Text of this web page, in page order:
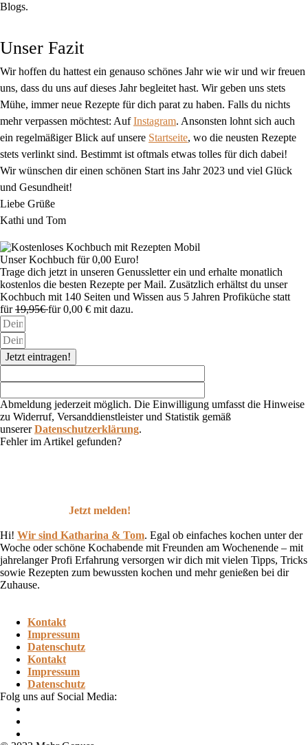
Blogs.
Unser Fazit
Wir hoffen du hattest ein genauso schönes Jahr wie wir und wir freuen
uns, dass du uns auf dieses Jahr begleitet hast. Wir geben uns stets
Mühe, immer neue Rezepte für dich parat zu haben. Falls du nichts
mehr verpassen möchtest: AufInstagram. Ansonsten lohnt sich auch
ein regelmäßiger Blick auf unsere Startseite, wo die neusten Rezepte
stets verlinkt sind. Bestimmt ist oftmals etwas tolles für dich dabei!
Wir wünschen dir einen schönen Start ins Jahr 2023 und viel Glück
und Gesundheit!
Liebe Grüße
Kathi und Tom
Unser Kochbuch für 0,00 Euro!
Trage dich jetzt in unseren Genussletter ein und erhalte monatlich
kostenlos die besten Rezepte per Mail. Zusätzlich erhältst du unser
Kochbuch mit 140 Seiten und Wissen aus 5 Jahren Profiküche statt
für19,95€für 0,00 € mit dazu.
Jetzt eintragen!
Abmeldung jederzeit möglich. Die Einwilligung umfasst die Hinweise
zu Widerruf, Versanddienstleister und Statistik gemäß
unsererDatenschutzerklärung.
Fehler im Artikel gefunden?
Jetzt melden!
Hi! Wir sind Katharina & Tom. Egal ob einfaches kochen unter der
Woche oder schöne Kochabende mit Freunden am Wochenende – mit
jahrelanger Profi Erfahrung versorgen wir dich mit vielen Tipps, Tricks
sowie Rezepten zum bewussten kochen und mehr genießen bei dir
Zuhause.
Kontakt
Impressum
Datenschutz
Kontakt
Impressum
Datenschutz
Folg uns auf Social Media: